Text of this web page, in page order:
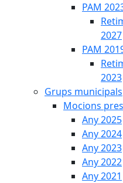
PAM
2027
PAM
2023
Grups municipals
Mocions
Any 2025
Any 2024
Any 2023
Any 2022
Any 2021